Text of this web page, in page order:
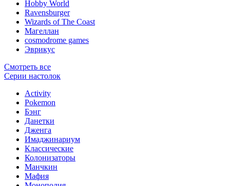
Hobby World
Ravensburger
Wizards of The Coast
Магеллан
сosmodrome games
Эврикус
Смотреть все
Серии настолок
Activity
Pokemon
Бэнг
Данетки
Дженга
Имаджинариум
Классические
Колонизаторы
Манчкин
Мафия